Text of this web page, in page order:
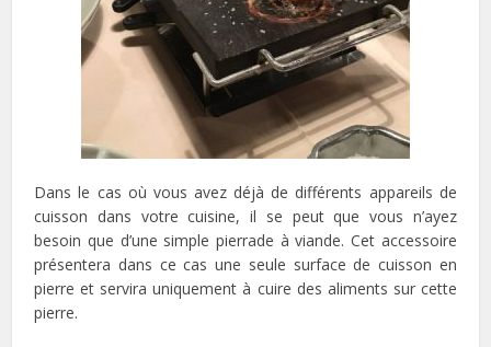
Dans le cas où vous avez déjà de différents appareils de
cuisson dans votre cuisine, il se peut que vous n’ayez
besoin que d’une simple pierrade à viande. Cet accessoire
présentera dans ce cas une seule surface de cuisson en
pierre et servira uniquement à cuire des aliments sur cette
pierre.